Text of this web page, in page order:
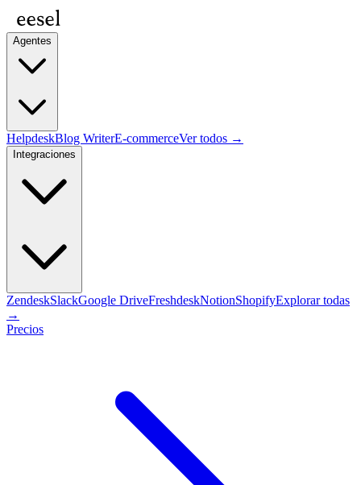
Agentes
HelpdeskBlog WriterE-commerceVer todos →
Integraciones
ZendeskSlackGoogle DriveFreshdeskNotionShopifyExplorar todas
→
Precios